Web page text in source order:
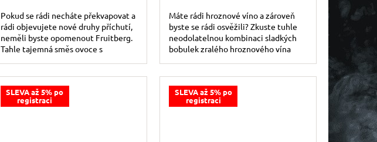
Pokud se rádi necháte překvapovat a
rádi objevujete nové druhy příchutí,
neměli byste opomenout Fruitberg.
Tahle tajemná směs ovoce s
Máte rádi hroznové víno a zároveň
byste se rádi osvěžili? Zkuste tuhle
neodolatelnou kombinaci sladkých
bobulek zralého hroznového vína
SLEVA až 5% po
registraci
SLEVA až 5% po
registraci